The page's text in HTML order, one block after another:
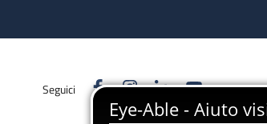
Seguici FacebookInstagram
LinkedinYouTube